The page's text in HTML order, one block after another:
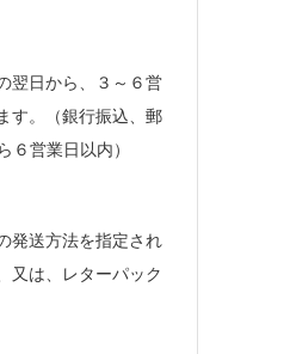
翌日から、３～６営
す。（銀行振込、郵
６営業日以内）
発送方法を指定され
又は、レターパック